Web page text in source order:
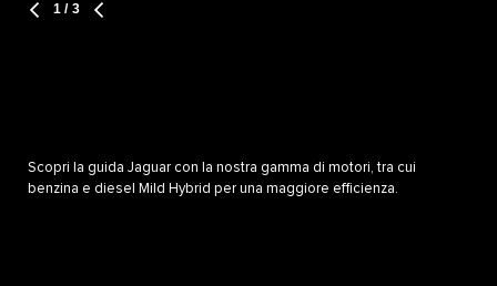
1 / 3
Scopri la guida Jaguar con la nostra gamma di motori, tra cui
benzina e diesel Mild Hybrid per una maggiore efficienza.